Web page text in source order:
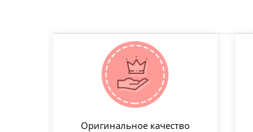
Оригинальное качество